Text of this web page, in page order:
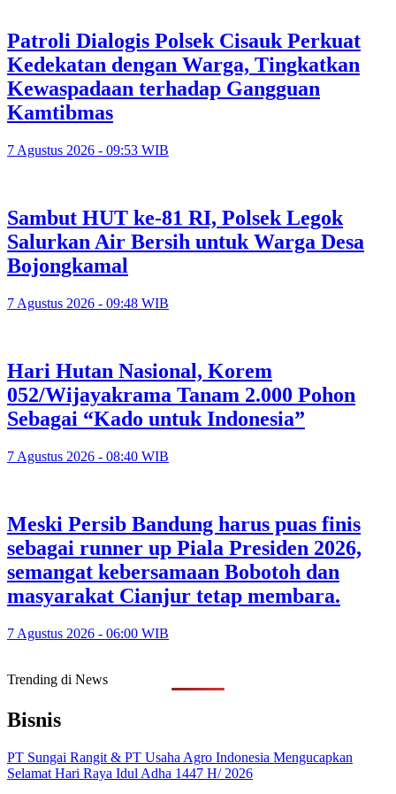
Patroli Dialogis Polsek Cisauk Perkuat
Kedekatan dengan Warga, Tingkatkan
Kewaspadaan terhadap Gangguan
Kamtibmas
7 Agustus 2026 - 09:53 WIB
Sambut HUT ke-81 RI, Polsek Legok
Salurkan Air Bersih untuk Warga Desa
Bojongkamal
7 Agustus 2026 - 09:48 WIB
Hari Hutan Nasional, Korem
052/Wijayakrama Tanam 2.000 Pohon
Sebagai “Kado untuk Indonesia”
7 Agustus 2026 - 08:40 WIB
Meski Persib Bandung harus puas finis
sebagai runner up Piala Presiden 2026,
semangat kebersamaan Bobotoh dan
masyarakat Cianjur tetap membara.
7 Agustus 2026 - 06:00 WIB
Trending di News
Bisnis
PT Sungai Rangit & PT Usaha Agro Indonesia Mengucapkan
Selamat Hari Raya Idul Adha 1447 H/ 2026